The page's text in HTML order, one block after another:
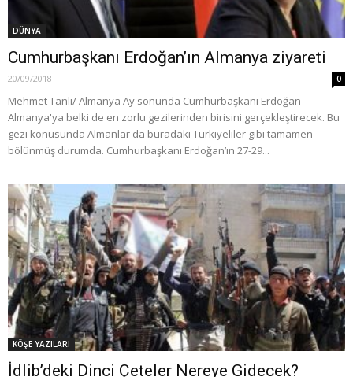
DÜNYA
Cumhurbaşkanı Erdoğan’ın Almanya ziyareti
20/09/2018 0
Mehmet Tanlı/ Almanya Ay sonunda Cumhurbaşkanı Erdoğan
Almanya'ya belki de en zorlu gezilerinden birisini gerçekleştirecek. Bu
gezi konusunda Almanlar da buradaki Türkiyeliler gibi tamamen
bölünmüş durumda. Cumhurbaşkanı Erdoğan’ın 27-29...
KÖŞE YAZILARI
İdlib’deki Dinci Çeteler Nereye Gidecek?